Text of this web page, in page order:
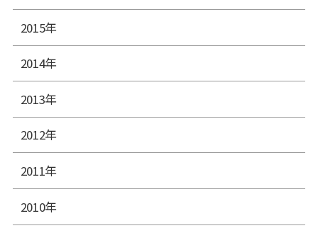
2015年
2014年
2013年
2012年
2011年
2010年